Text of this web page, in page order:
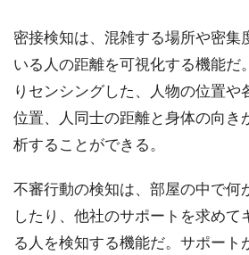
密接検知は、混雑する場所や密集
いる人の距離を可視化する機能だ
りセンシングした、人物の位置や
位置、人同士の距離と身体の向き
析することができる。
不審行動の検知は、部屋の中で何
したり、他社のサポートを求めて
る人を検知する機能だ。サポート